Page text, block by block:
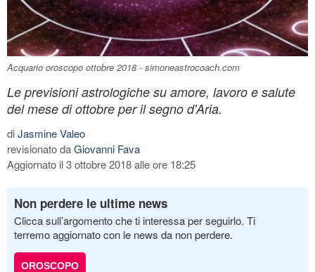
Acquario oroscopo ottobre 2018 - simoneastrocoach.com
Le previsioni astrologiche su amore, lavoro e salute
del mese di ottobre per il segno d'Aria.
diJasmine Valeo
revisionato daGiovanni Fava
Aggiornato il 3 ottobre 2018 alle ore 18:25
Non perdere le ultime news
Clicca sull’argomento che ti interessa per seguirlo. Ti
terremo aggiornato con le news da non perdere.
OROSCOPO